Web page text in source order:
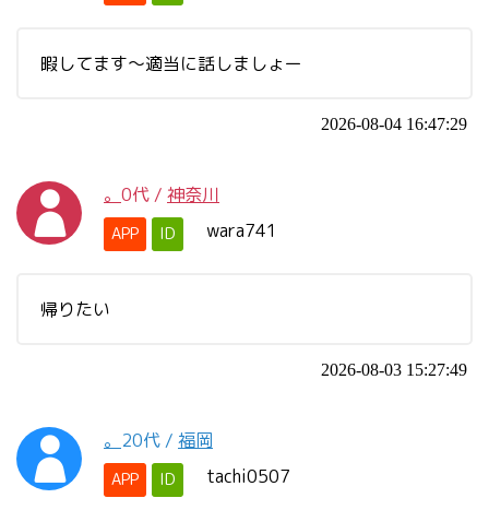
暇してます〜適当に話しましょー
2026-08-04 16:47:29
。 0代 / 神奈川
APP ID wara741
帰りたい
2026-08-03 15:27:49
。 20代 / 福岡
APP ID tachi0507